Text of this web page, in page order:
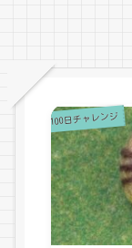
100日チャレンジ